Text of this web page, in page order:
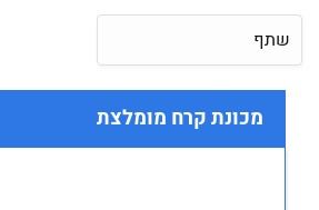
שתף
מכונת קרח מומלצת